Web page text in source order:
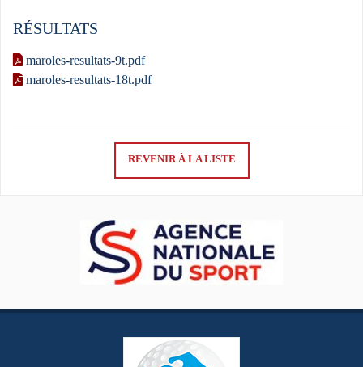
RÉSULTATS
maroles-resultats-9t.pdf
maroles-resultats-18t.pdf
REVENIR À LA LISTE